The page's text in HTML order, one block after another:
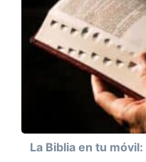
La Biblia en tu